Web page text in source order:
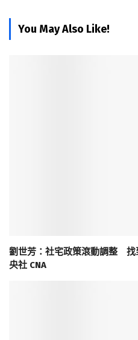
You May Also Like!
劉世芳：社宅政策滾動調整
央社 CNA